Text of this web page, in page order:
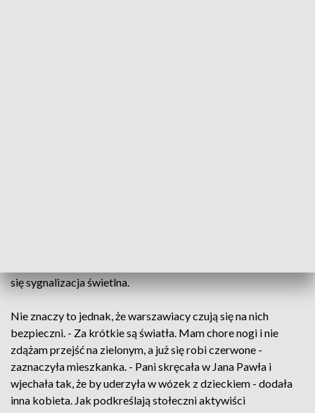
się sygnalizacja świetlna.
Nie znaczy to jednak, że warszawiacy czują się na nich
bezpieczni. - Za krótkie są światła. Mam chore nogi i nie
zdążam przejść na zielonym, a już się robi czerwone -
zaznaczyła mieszkanka. - Pani skręcała w Jana Pawła i
wjechała tak, że by uderzyła w wózek z dzieckiem - dodała
inna kobieta. Jak podkreślają stołeczni aktywiści